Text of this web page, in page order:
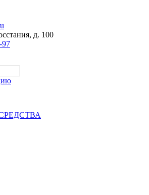
д. 100
97